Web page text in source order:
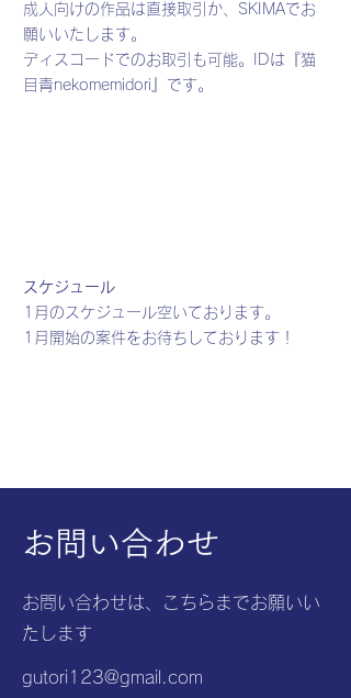
​成人向けの作品は直接取引か、SKIMAでお
願いいたします。
ディスコードでのお取引も可能。IDは『猫
目青nekomemidori』です。
スケジュール
1月のスケジュール空いております。
​1月開始の案件をお待ちしております！
​お問い合わせ
​お問い合わせは、こちらまでお願いい
たします
gutori123@gmail.com